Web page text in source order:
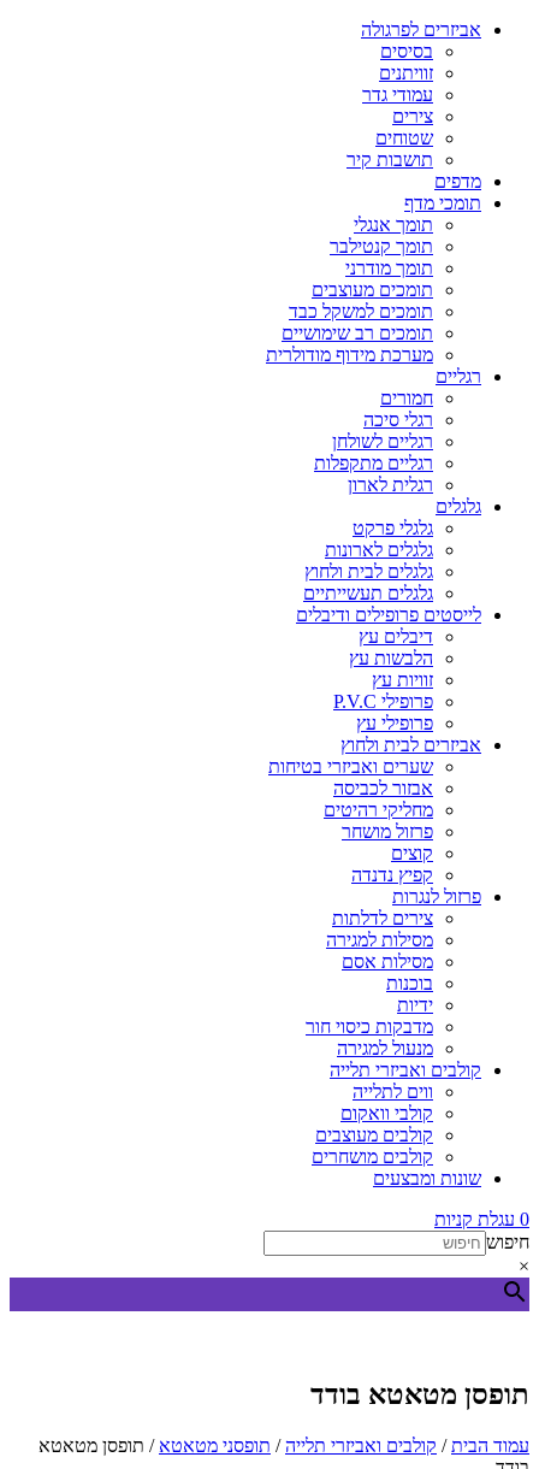
אביזרים לפרגולה
בסיסים
זוויתנים
עמודי גדר
צירים
שטוחים
תושבות קיר
מדפים
תומכי מדף
תומך אנגלי
תומך קנטילבר
תומך מודרני
תומכים מעוצבים
תומכים למשקל כבד
תומכים רב שימושיים
מערכת מידוף מודולרית
רגליים
חמורים
רגלי סיכה
רגליים לשולחן
רגליים מתקפלות
רגלית לארון
גלגלים
גלגלי פרקט
גלגלים לארונות
גלגלים לבית ולחוץ
גלגלים תעשייתיים
לייסטים פרופילים ודיבלים
דיבלים עץ
הלבשות עץ
זוויות עץ
פרופילי P.V.C
פרופילי עץ
אביזרים לבית ולחוץ
שערים ואביזרי בטיחות
אבזור לכביסה
מחליקי רהיטים
פרזול מושחר
קוצים
קפיץ נדנדה
פרזול לנגרות
צירים לדלתות
מסילות למגירה
מסילות אסם
בוכנות
ידיות
מדבקות כיסוי חור
מנעול למגירה
קולבים ואביזרי תלייה
ווים לתלייה
קולבי וואקום
קולבים מעוצבים
קולבים מושחרים
שונות ומבצעים
0 עגלת קניות
חיפוש
×
תופסן מטאטא בודד
עמוד הבית/ קולבים ואביזרי תלייה/ תופסני מטאטא / תופסן מטאטא